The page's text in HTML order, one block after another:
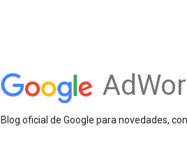
Blog oficial de Google para novedades,